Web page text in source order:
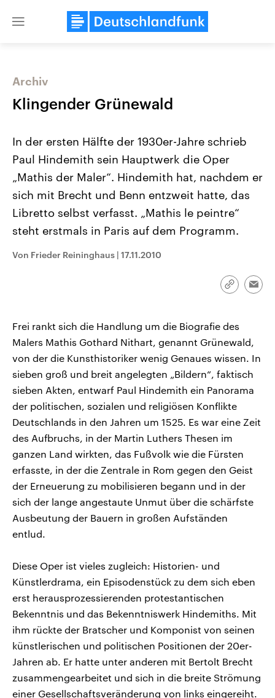
Close
USA
Aktuelle Beiträge, Analysen und
Hintergründe
gehören die Vereinigten Staaten zu
den mächtigsten Ländern der Erde,
Nahostkonflikt
Der Überfall der
Israel möchte die Hamas
Diese wird wie die
Libanon vom Iran
Audio-Archiv
Archiv
Klingender Grünewald
In der ersten Hälfte der 1930er-Jahre schrieb
Paul Hindemith sein Hauptwerk die Oper
„Mathis der Maler“. Hindemith hat, nachdem er
sich mit Brecht und Benn entzweit hatte, das
Libretto selbst verfasst. „Mathis le peintre“
steht erstmals in Paris auf dem Programm.
Von Frieder Reininghaus | 17.11.2010
Link
Frei rankt sich die Handlung um die Biografie des
Malers Mathis Gothard Nithart, genannt Grünewald,
von der die Kunsthistoriker wenig Genaues wissen. In
sieben groß und breit angelegten „Bildern“, faktisch
sieben Akten, entwarf Paul Hindemith ein Panorama
der politischen, sozialen und religiösen Konflikte
Deutschlands in den Jahren um 1525. Es war eine Zeit
des Aufbruchs, in der Martin Luthers Thesen im
ganzen Land wirkten, das Fußvolk wie die Fürsten
erfasste, in der die Zentrale in Rom gegen den Geist
der Erneuerung zu mobilisieren begann und in der
sich der lange angestaute Unmut über die schärfste
Ausbeutung der Bauern in großen Aufständen
entlud.
Diese Oper ist vieles zugleich: Historien- und
Künstlerdrama, ein Episodenstück zu dem sich eben
erst herausprozessierenden protestantischen
Bekenntnis und das Bekenntniswerk Hindemiths. Mit
ihm rückte der Bratscher und Komponist von seinen
künstlerischen und politischen Positionen der 20er-
Jahren ab. Er hatte unter anderen mit Bertolt Brecht
zusammengearbeitet und sich in die breite Strömung
einer Gesellschaftsveränderung von links eingereiht.